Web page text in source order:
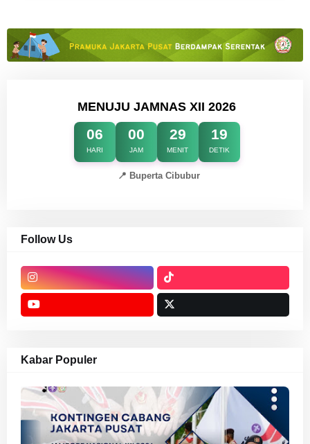
MENUJU JAMNAS XII 2026
06
HARI
00
JAM
29
MENIT
18
DETIK
📍 Buperta Cibubur
Follow Us
Kabar Populer